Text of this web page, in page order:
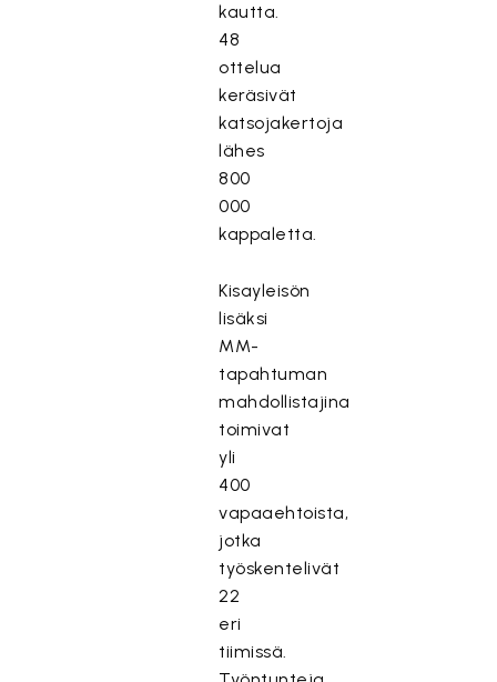
kautta.
48
ottelua
keräsivät
katsojakertoja
lähes
800
000
kappaletta.
Kisayleisön
lisäksi
MM-
tapahtuman
mahdollistajina
toimivat
yli
400
vapaaehtoista,
jotka
työskentelivät
22
eri
tiimissä.